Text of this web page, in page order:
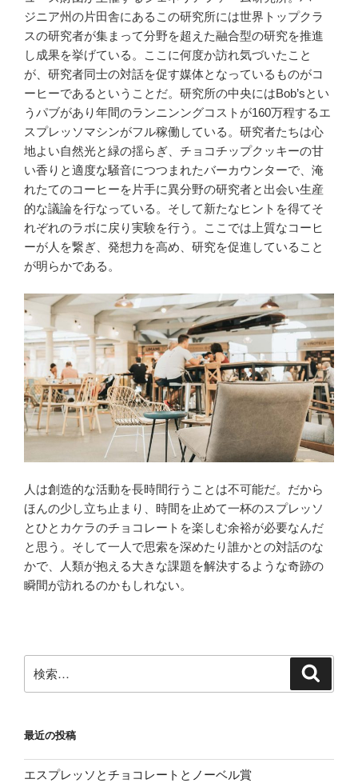
ジニア州の片田舎にあるこの研究所には世界トップクラ
スの研究者が集まって分野を超えた融合型の研究を推進
し成果を挙げている。ここに何度か訪れ気づいたこと
が、研究者同士の対話を促す媒体となっているものがコ
ーヒーであるということだ。研究所の中央にはBob’sとい
うパブがあり年間のランニンングコストが160万程するエ
スプレッソマシンがフル稼働している。研究者たちは心
地よい自然光と緑の揺らぎ、チョコチップクッキーの甘
い香りと適度な騒音につつまれたバーカウンターで、淹
れたてのコーヒーを片手に異分野の研究者と出会い生産
的な議論を行なっている。そして新たなヒントを得てそ
れぞれのラボに戻り実験を行う。ここでは上質なコーヒ
ーが人を繋ぎ、発想力を高め、研究を促進していること
が明らかである。
人は創造的な活動を長時間行うことは不可能だ。だから
ほんの少し立ち止まり、時間を止めて一杯のスプレッソ
とひとカケラのチョコレートを楽しむ余裕が必要なんだ
と思う。そして一人で思索を深めたり誰かとの対話のな
かで、人類が抱える大きな課題を解決するような奇跡の
瞬間が訪れるのかもしれない。
索:
最近の投稿
エスプレッソとチョコレートとノーベル賞